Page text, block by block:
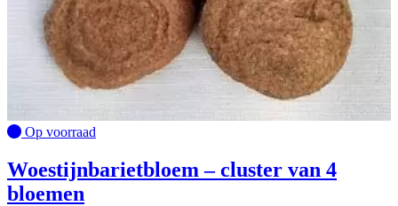
Op voorraad
Woestijnbarietbloem – cluster van 4
bloemen